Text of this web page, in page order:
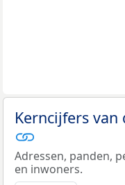
Kerncijfers van
Adressen, panden,
en inwoners.